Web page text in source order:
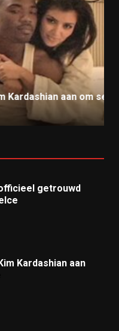
aan om sekstape
getrouwd
Kardashian aan